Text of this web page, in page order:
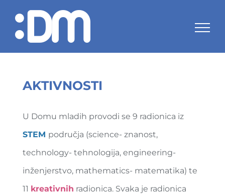
content
AKTIVNOSTI
U Domu mladih provodi se 9 radionica iz
STEM područja (science- znanost,
technology- tehnologija, engineering-
inženjerstvo, mathematics- matematika) te
11 kreativnih radionica. Svaka je radionica